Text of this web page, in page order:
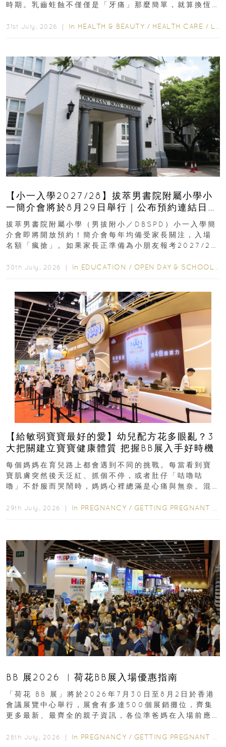
時期。乳齒蛀蝕不僅僅是「牙痛」那麼簡單，就算換恆
31st July, 2026 ｜ In HEALTH & BEAUTY / HEALTH CARE / LIFESTYLE
【小一入學2027/28】拔萃男書院附屬小學小
一簡介會將於8月29日舉行｜公布預約連結日期
｜更設有網上重溫
拔萃男書院附屬小學（男拔附小／DBSPD）小一入學簡
介會即將開放預約！簡介會每年均備受家長關注，入場
名額「瘋搶」。如果家長正準備為小朋友報考2027/28
30th July, 2026 ｜ In EDUCATION / OPEN DAY & SCHOOL EVENTS
【給敏弱寶寶最好的愛】幼兒配方花多眼亂？3
大把關建立寶寶健康體質 把握BB展入手好時機
每個媽媽在育兒路上都會遇到不同的挑戰。每當看到寶
寶肌膚突然後天泛紅、抓個不停，或者肚仔「咕嚕咕
嚕」不舒服而哭鬧時，媽媽心裡總滿是心痛與無奈。混
29th July, 2026 ｜ In PREGNANCY / GETTING PREGNANT
BB 展2026 ︳荷花BB展入場優惠指南
「荷花 BB 展」將於2026年7月30日至8月2日於香港
會議展覽中心舉行，展會有多達500個展銷攤位，齊集
更多最新、最齊全的親子資訊，各位準爸媽在入場前應
28th July, 2026 ｜ In PREGNANCY / GETTING PREGNANT